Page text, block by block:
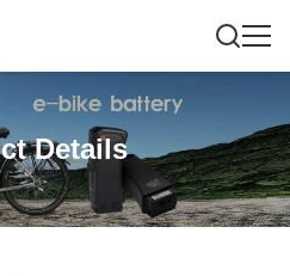
Details